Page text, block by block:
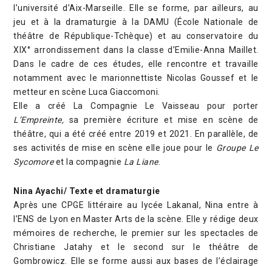
l’université d’Aix-Marseille. Elle se forme, par ailleurs, au
jeu et à la dramaturgie à la DAMU (École Nationale de
théâtre de République-Tchèque) et au conservatoire du
XIX° arrondissement dans la classe d’Emilie-Anna Maillet.
Dans le cadre de ces études, elle rencontre et travaille
notamment avec le marionnettiste Nicolas Goussef et le
metteur en scène Luca Giaccomoni.
Elle a créé La Compagnie Le Vaisseau pour porter
L’Empreinte, sa première écriture et mise en scène de
théâtre, qui a été créé entre 2019 et 2021. En parallèle, de
ses activités de mise en scène elle joue pour le Groupe Le
Sycomoreet la compagnie La Liane.
Nina Ayachi/ Texte et dramaturgie
Après une CPGE littéraire au lycée Lakanal, Nina entre à
l’ENS de Lyon en Master Arts de la scène. Elle y rédige deux
mémoires de recherche, le premier sur les spectacles de
Christiane Jatahy et le second sur le théâtre de
Gombrowicz. Elle se forme aussi aux bases de l’éclairage